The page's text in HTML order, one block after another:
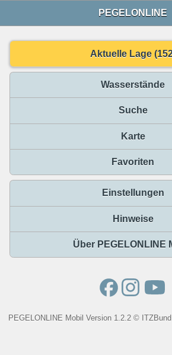
PEGELONLINE
Aktuelle Lage
Wasserstände
Suche
Karte
Favoriten
Einstellungen
Hinweise
Über PEGELONLINE
PEGELONLINE Mobil Version 1.2.2 ©